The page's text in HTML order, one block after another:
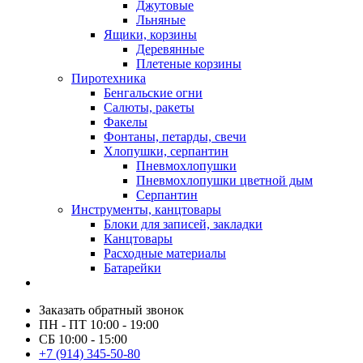
Джутовые
Льняные
Ящики, корзины
Деревянные
Плетеные корзины
Пиротехника
Бенгальские огни
Салюты, ракеты
Факелы
Фонтаны, петарды, свечи
Хлопушки, серпантин
Пневмохлопушки
Пневмохлопушки цветной дым
Серпантин
Инструменты, канцтовары
Блоки для записей, закладки
Канцтовары
Расходные материалы
Батарейки
Заказать обратный звонок
ПН - ПТ 10:00 - 19:00
СБ 10:00 - 15:00
+7 (914) 345-50-80